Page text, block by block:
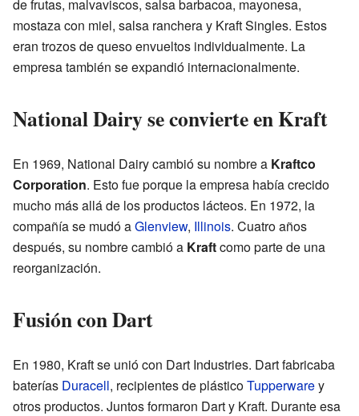
de frutas, malvaviscos, salsa barbacoa, mayonesa,
mostaza con miel, salsa ranchera y Kraft Singles. Estos
eran trozos de queso envueltos individualmente. La
empresa también se expandió internacionalmente.
National Dairy se convierte en Kraft
En 1969, National Dairy cambió su nombre a Kraftco
Corporation. Esto fue porque la empresa había crecido
mucho más allá de los productos lácteos. En 1972, la
compañía se mudó aGlenview, Illinois. Cuatro años
después, su nombre cambió a Kraftcomo parte de una
reorganización.
Fusión con Dart
En 1980, Kraft se unió con Dart Industries. Dart fabricaba
baterías Duracell, recipientes de plásticoTupperwarey
otros productos. Juntos formaron Dart y Kraft. Durante esa